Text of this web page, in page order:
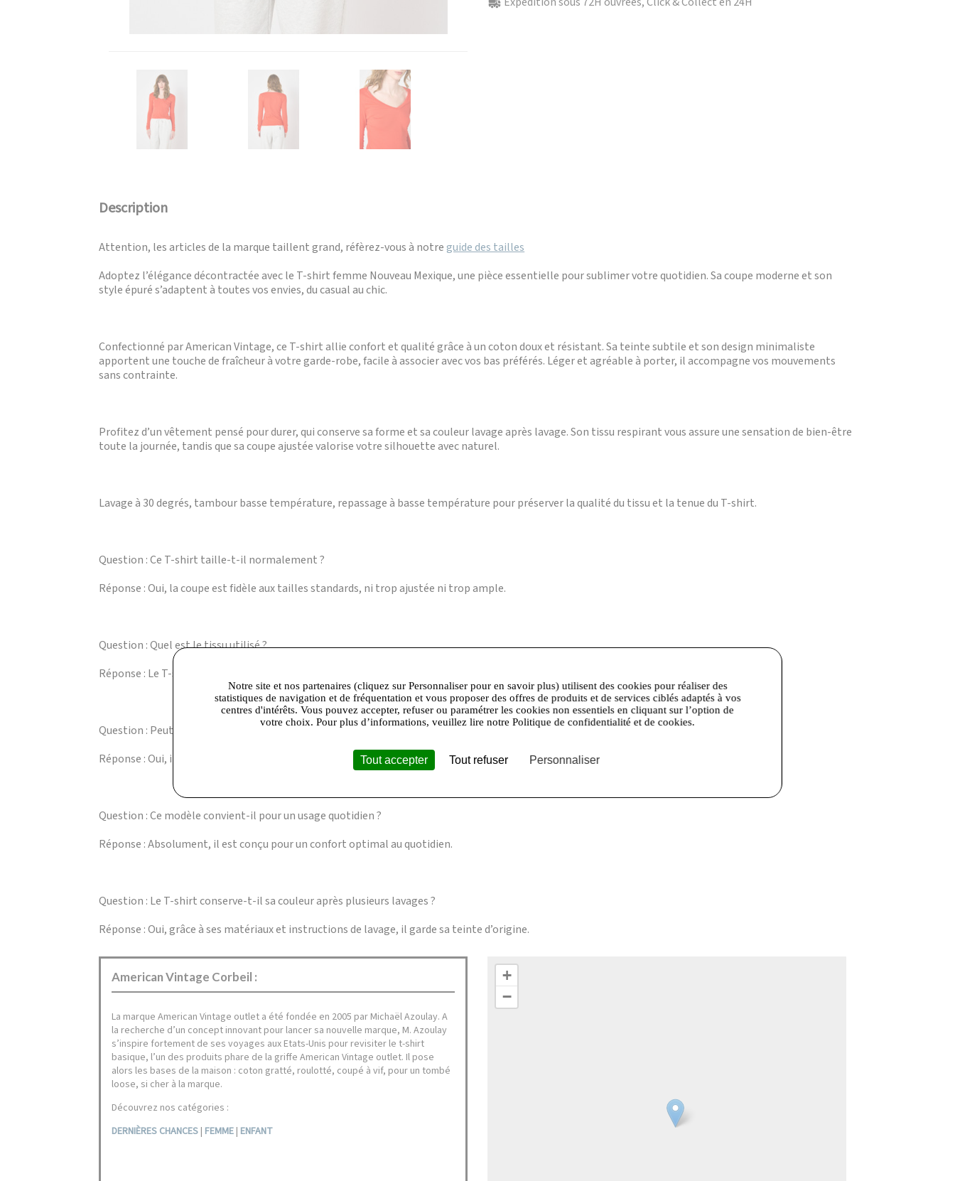
Description
Attention, les articles de la marque taillent grand, réfèrez-vous à notreguide des tailles
Adoptez l’élégance décontractée avec le T-shirt femme Nouveau Mexique, une pièce essentielle pour sublimer votre quotidien. Sa coupe moderne et son
style épuré s’adaptent à toutes vos envies, du casual au chic.
Confectionné par American Vintage, ce T-shirt allie confort et qualité grâce à un coton doux et résistant. Sa teinte subtile et son design minimaliste
apportent une touche de fraîcheur à votre garde-robe, facile à associer avec vos bas préférés. Léger et agréable à porter, il accompagne vos mouvements
sans contrainte.
Profitez d’un vêtement pensé pour durer, qui conserve sa forme et sa couleur lavage après lavage. Son tissu respirant vous assure une sensation de bien-être
toute la journée, tandis que sa coupe ajustée valorise votre silhouette avec naturel.
Lavage à 30 degrés, tambour basse température, repassage à basse température pour préserver la qualité du tissu et la tenue du T-shirt.
Question : Ce T-shirt taille-t-il normalement ?
Réponse : Oui, la coupe est fidèle aux tailles standards, ni trop ajustée ni trop ample.
Question : Quel est le tissu utilisé ?
Réponse : Le T-shirt est en coton de haute qualité, garantissant douceur et durabilité.
Question : Peut-on laver ce T-shirt en machine ?
Réponse : Oui, il se lave en machine à 30 degrés avec un essorage doux.
Question : Ce modèle convient-il pour un usage quotidien ?
Réponse : Absolument, il est conçu pour un confort optimal au quotidien.
Question : Le T-shirt conserve-t-il sa couleur après plusieurs lavages ?
Réponse : Oui, grâce à ses matériaux et instructions de lavage, il garde sa teinte d’origine.
American Vintage Corbeil :
La marque American Vintage outlet a été fondée en 2005 par Michaël Azoulay. A
la recherche d’un concept innovant pour lancer sa nouvelle marque, M. Azoulay
s’inspire fortement de ses voyages aux Etats-Unis pour revisiter le t-shirt
basique, l’un des produits phare de la griffe American Vintage outlet. Il pose
alors les bases de la maison : coton gratté, roulotté, coupé à vif, pour un tombé
loose, si cher à la marque.
Découvrez nos catégories :
DERNIÈRES CHANCES | FEMME | ENFANT
+
−
Notre site et nos partenaires (cliquez sur Personnaliser pour en savoir plus) utilisent des cookies pour réaliser des
statistiques de navigation et de fréquentation et vous proposer des offres de produits et de services ciblés adaptés à vos
centres d'intérêts. Vous pouvez accepter, refuser ou paramétrer les cookies non essentiels en cliquant sur l’option de
votre choix. Pour plus d’informations, veuillez lire notre Politique de confidentialité et de cookies.
Tout accepter Tout refuser Personnaliser